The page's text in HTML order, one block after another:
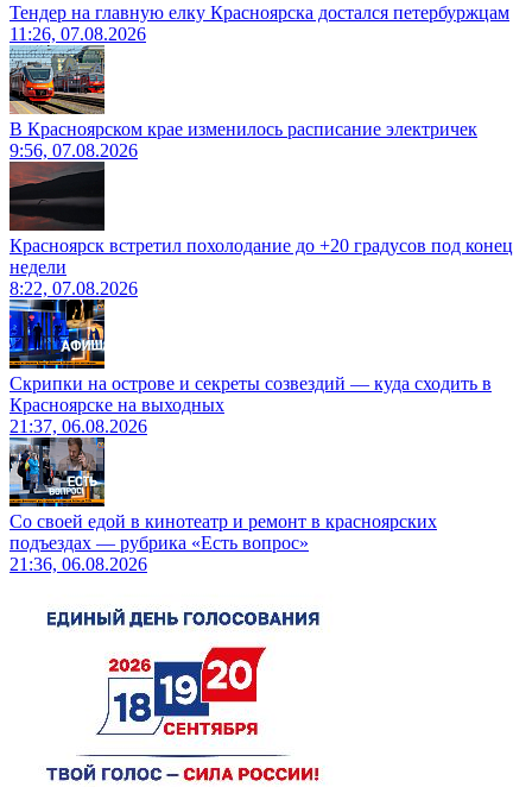
Тендер на главную елку Красноярска достался петербуржцам
11:26, 07.08.2026
В Красноярском крае изменилось расписание электричек
9:56, 07.08.2026
Красноярск встретил похолодание до +20 градусов под конец
недели
8:22, 07.08.2026
Скрипки на острове и секреты созвездий — куда сходить в
Красноярске на выходных
21:37, 06.08.2026
Со своей едой в кинотеатр и ремонт в красноярских
подъездах — рубрика «Есть вопрос»
21:36, 06.08.2026